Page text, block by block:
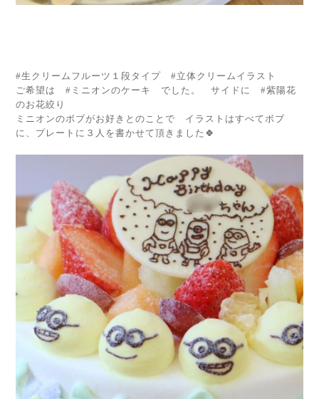
#生クリームフルーツ１段タイプ #立体クリームイラスト
ご希望は #ミニオンのケーキ でした。 サイドに #紫陽花
のお花絞り
ミニオンのボブがお好きとのことで イラストはすべてボブ
に、プレートに３人を書かせて頂きました🍀